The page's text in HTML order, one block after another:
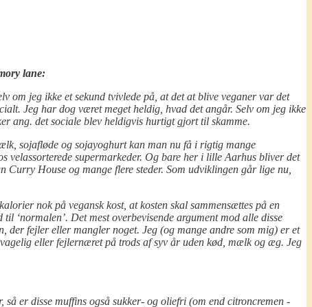
lane:
om jeg ikke et sekund tvivlede på, at det at blive veganer var det
Jeg har dog været meget heldig, hvad det angår. Selv om jeg ikke
ang. det sociale blev heldigvis hurtigt gjort til skamme.
sojafløde og sojayoghurt kan man nu få i rigtig mange
velassorterede supermarkeder. Og bare her i lille Aarhus bliver det
Curry House og mange flere steder. Som udviklingen går lige nu,
nok på vegansk kost, at kosten skal sammensættes på en
‘normalen’. Det mest overbevisende argument mod alle disse
der fejler eller mangler noget. Jeg (og mange andre som mig) er et
eller fejlernæret på trods af syv år uden kød, mælk og æg. Jeg
er disse muffins også sukker- og oliefri (om end citroncremen